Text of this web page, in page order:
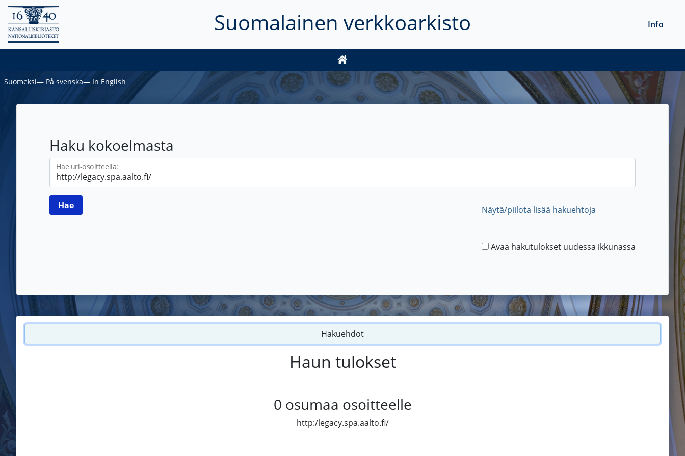
Suomalainen verkkoarkisto Info
Suomeksi― På svenska― In English
Haku kokoelmasta
Hae url-osoitteella:
Näytä/piilota lisää hakuehtoja
Avaa hakutulokset uudessa ikkunassa
Hakuehdot
Haun tulokset
0 osumaa osoitteelle
http:/legacy.spa.aalto.fi/